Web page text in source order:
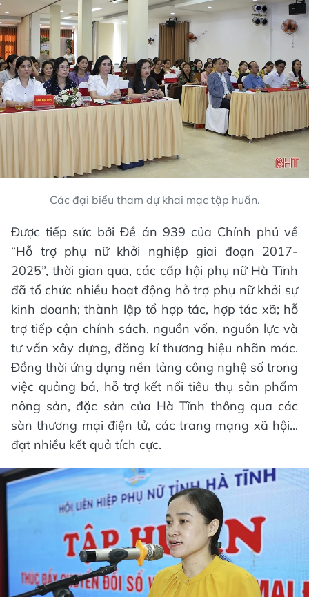
Các đại biểu tham dự khai mạc tập huấn.
Được tiếp sức bởi Đề án 939 của Chính phủ về
“Hỗ trợ phụ nữ khởi nghiệp giai đoạn 2017-
2025”, thời gian qua, các cấp hội phụ nữ Hà Tĩnh
đã tổ chức nhiều hoạt động hỗ trợ phụ nữ khởi sự
kinh doanh; thành lập tổ hợp tác, hợp tác xã; hỗ
trợ tiếp cận chính sách, nguồn vốn, nguồn lực và
tư vấn xây dựng, đăng kí thương hiệu nhãn mác.
Đồng thời ứng dụng nền tảng công nghệ số trong
việc quảng bá, hỗ trợ kết nối tiêu thụ sản phẩm
nông sản, đặc sản của Hà Tĩnh thông qua các
sàn thương mại điện tử, các trang mạng xã hội...
đạt nhiều kết quả tích cực.